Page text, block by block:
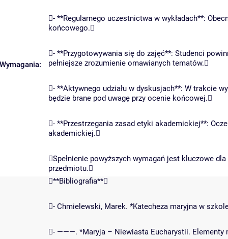
Wymagania:
- **Regularnego uczestnictwa w wykładach**:
końcowego.
- **Przygotowywania się do zajęć**: Studenci
pełniejsze zrozumienie omawianych tematów.
- **Aktywnego udziału w dyskusjach**: W trakcie
będzie brane pod uwagę przy ocenie końcowej.
- **Przestrzegania zasad etyki akademickiej**:
akademickiej.
Spełnienie powyższych wymagań jest kluczowe
przedmiotu.
**Bibliografia**
- Chmielewski, Marek. *Katecheza maryjna w
- ———. *Maryja – Niewiasta Eucharystii. Elementy